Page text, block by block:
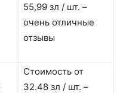
55,99 зл / шт. –
очень отличные
отзывы
Стоимость от
32.48 зл / шт. –